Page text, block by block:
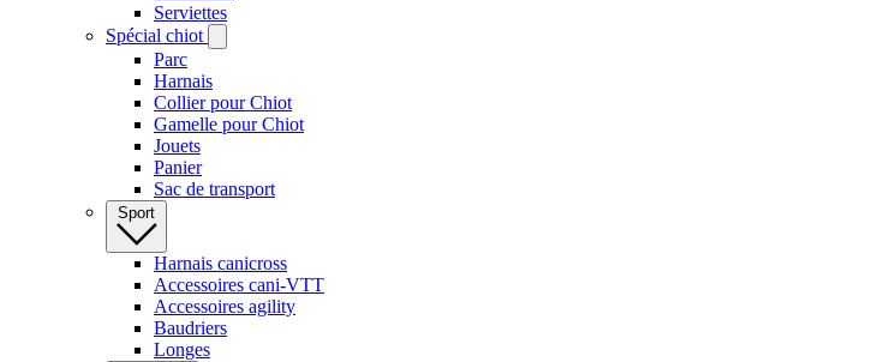
Serviettes
Spécial chiot
Parc
Harnais
Collier pour Chiot
Gamelle pour Chiot
Jouets
Panier
Sac de transport
Sport
Harnais canicross
Accessoires cani-VTT
Accessoires agility
Baudriers
Longes